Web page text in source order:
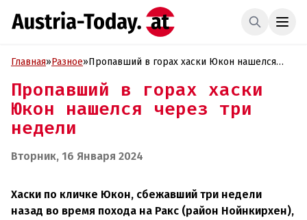
Главная»Разное»Пропавший в горах хаски Юкон нашелся
Пропавший в горах хаски
Юкон нашелся через три
недели
Вторник, 16 Января 2024
Хаски по кличке Юкон, сбежавший три недели
назад во время похода на Ракс (район Нойнкирхен),